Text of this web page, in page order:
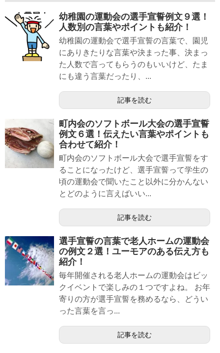
幼稚園の運動会の選手宣誓例文９選！
人数別の言葉やポイントも紹介！
幼稚園の運動会で選手宣誓の言葉で、園児
にありきたりな言葉や決まった事、決まっ
た人数で言ってもらうのもいいけど、たま
にも違う言葉だったり、...
記事を読む
町内会のソフトボール大会の選手宣誓
例文６選！伝えたい言葉やポイントも
合わせて紹介！
町内会のソフトボール大会で選手宣誓をす
ることになったけど、選手宣誓って学生の
頃の運動会で聞いたこと以外に分かんない
とどのように言えばいい...
記事を読む
選手宣誓の言葉で老人ホームの運動会
の例文２選！ユーモアのある伝え方も
紹介！
毎年開催される老人ホームの運動会はビッ
クイベントで楽しみの１つですよね。 お年
寄りの方が選手宣誓を務めるなら、どうい
った言葉を言っ...
記事を読む